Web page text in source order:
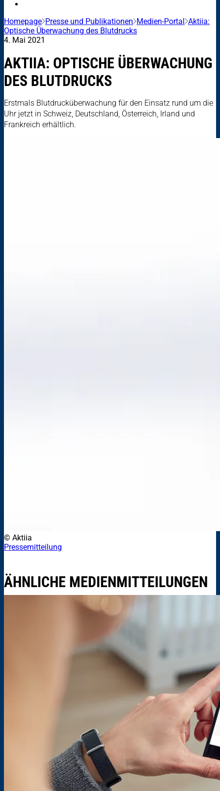
Homepage Presse und Publikationen Medien-Portal Aktiia:
Optische Überwachung des Blutdrucks
4. Mai 2021
AKTIIA: OPTISCHE ÜBERWACHUNG
DES BLUTDRUCKS
Erstmals Blutdrucküberwachung für den Einsatz rund um die
Uhr jetzt in Schweiz, Deutschland, Österreich, Irland und
Frankreich erhältlich.
© Aktiia
Pressemitteilung
ÄHNLICHE MEDIENMITTEILUNGEN